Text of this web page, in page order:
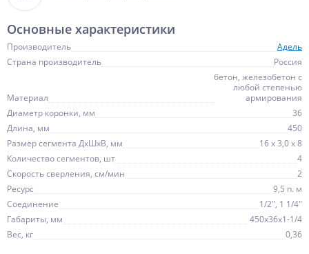
Основные характеристики
Производитель
Адель
Страна производитель
Россия
Материал
бетон, железобетон с
любой степенью
армирования
Диаметр коронки, мм
36
Длина, мм
450
Размер сегмента ДхШхВ, мм
16 х 3,0 х 8
Количество сегментов, шт
4
Скорость сверления, см/мин
2
Ресурс
9,5 п. м
Соединение
1/2", 1 1/4"
Габариты, мм
450х36х1-1/4
Вес, кг
0,36